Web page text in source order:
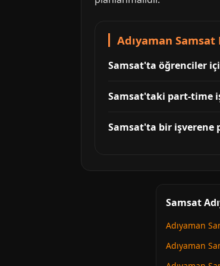
Adıyaman
Samsat'ta öğrenciler
Samsat'taki part-time
Samsat'ta bir işverene
Samsat
Adıyaman
Adıyaman